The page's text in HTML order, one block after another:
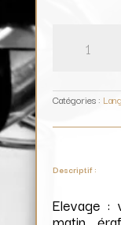
La
Grave
Catégories :
Descriptif :
Elevage :